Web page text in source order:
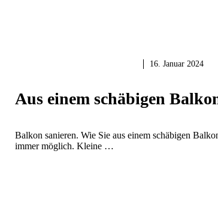
16. Januar 2024
Aus einem schäbigen
Balkon sanieren. Wie Sie aus einem schäbigen
immer möglich. Kleine …